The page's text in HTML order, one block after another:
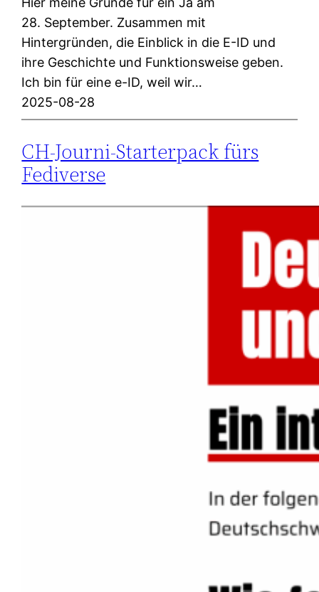
28. September. Zusammen mit
Hintergründen, die Einblick in die E-ID und
ihre Geschichte und Funktionsweise geben.
Ich bin für eine e-ID, weil wir…
2025-08-28
CH-Journi-Starterpack fürs
Fediverse